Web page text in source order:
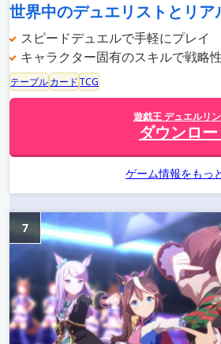
世界中のデュエリストとリア
スピードデュエルで手軽にプレイ
キャラクター固有のスキルで戦略
テーブルカードTCG
遊戯王 デュエルリ
ダウンロ
ゲーム情報をもっ
7